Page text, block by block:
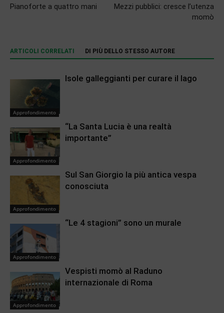
Pianoforte a quattro mani
Mezzi pubblici: cresce l’utenza
momò
ARTICOLI CORRELATI DI PIÙ DELLO STESSO AUTORE
Approfondimento
Isole galleggianti per curare il lago
Approfondimento
“La Santa Lucia è una realtà
importante”
Approfondimento
Sul San Giorgio la più antica vespa
conosciuta
Approfondimento
“Le 4 stagioni” sono un murale
Approfondimento
Vespisti momò al Raduno
internazionale di Roma